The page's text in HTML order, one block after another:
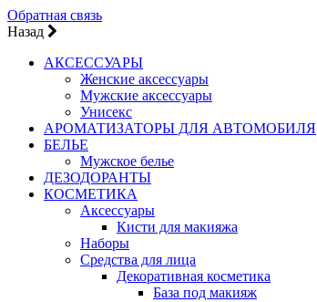
Обратная связь
Назад
АКСЕССУАРЫ
Женские аксессуары
Мужские аксессуары
Унисекс
АРОМАТИЗАТОРЫ ДЛЯ АВТОМОБИЛЯ
БЕЛЬЕ
Мужское белье
ДЕЗОДОРАНТЫ
КОСМЕТИКА
Аксессуары
Кисти для макияжа
Наборы
Средства для лица
Декоративная косметика
База под макияж